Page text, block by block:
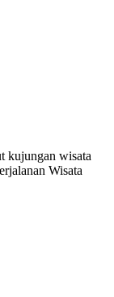
kujungan wisata
Wisata